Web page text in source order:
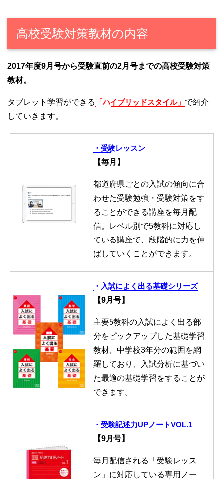
高校受験対策教材の内容
2017年度9月号から受験直前の2月号までの高校受験対策
教材。
タブレット学習ができる 「ハイブリッドスタイル」 で紹介
していきます。
・受験レッスン
【毎月】
都道府県ごとの入試の傾向に合
わせた受験勉強・受験対策をす
ることができる講座を毎月配
信。レベル別で5教科に対応し
ている講座で、段階的に力を伸
ばしていくことができます。
・入試によく出る基礎シリーズ
【9月号】
主要5教科の入試によく出る部
分をピックアップした基礎学習
教材。中学校3年分の範囲を網
羅しており、入試分析に基づい
た最適の基礎学習をすることが
できます。
・受験記述力UPノートVOL.1
【9月号】
毎月配信される「受験レッス
ン」に対応している専用ノー